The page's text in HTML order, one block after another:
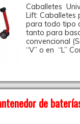
Caballetes
Lift: Caballetes
para todo tipo
tanto para
convencional
“V” o en “L”
de